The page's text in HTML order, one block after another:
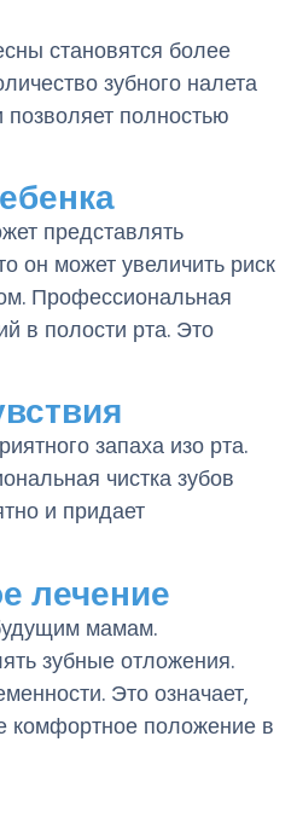
становятся более
зубного налета
полностью
представлять
он может увеличить риск
Профессиональная
в полости рта. Это
запаха изо рта.
чистка зубов
и придает
лечение
мамам.
зубные отложения.
Это означает,
комфортное положение в